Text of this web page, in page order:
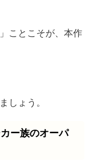
ことこそが、本作
しょう。
ー族のオーパ